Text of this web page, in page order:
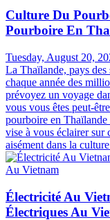
Culture Du
Pourboire En
Tuesday, August 20,
La Thaïlande, pays des
chaque année des
prévoyez un voyage
vous vous êtes peut-
pourboire en
vise à vous éclairer sur
aisément dans la
Électricité Au
Électriques Au